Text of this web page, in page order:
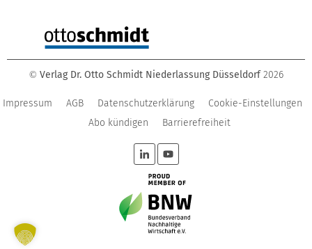
© Verlag Dr. Otto Schmidt Niederlassung Düsseldorf 2026
Impressum AGB Datenschutzerklärung
Cookie-Einstellungen
Abo kündigen
Barrierefreiheit